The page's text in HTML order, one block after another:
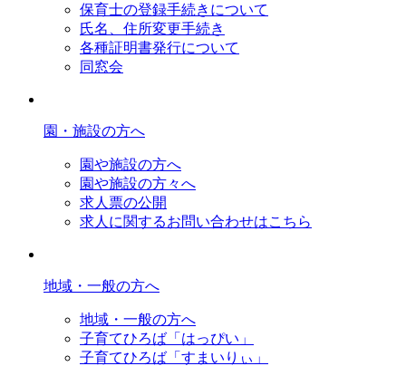
保育士の登録手続きについて
氏名、住所変更手続き
各種証明書発行について
同窓会
園・施設の方へ
園や施設の方へ
園や施設の方々へ
求人票の公開
求人に関するお問い合わせはこちら
地域・一般の方へ
地域・一般の方へ
子育てひろば「はっぴい」
子育てひろば「すまいりぃ」